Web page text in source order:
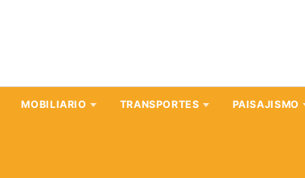
MOBILIARIO TRANSPORTES PAISAJISMO